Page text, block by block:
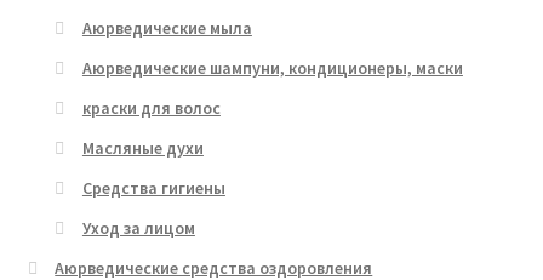
Аюрведические мыла
Аюрведические шампуни, кондиционеры, маски
краски для волос
Масляные духи
Средства гигиены
Уход за лицом
Аюрведические средства оздоровления